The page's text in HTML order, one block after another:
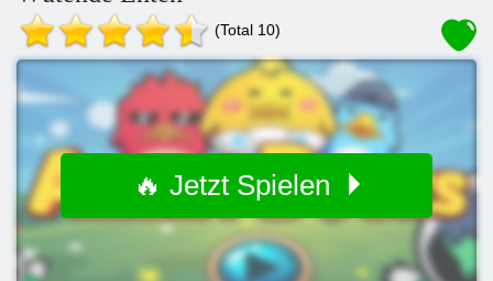
(Total 10)
🔥 Jetzt Spielen